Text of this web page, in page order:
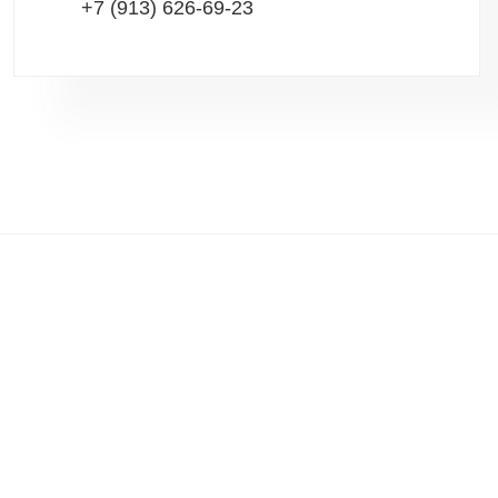
+7 (913) 626-69-23